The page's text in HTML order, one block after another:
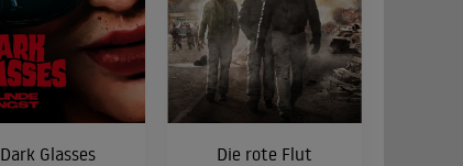
Dark Glasses Die rote Flut